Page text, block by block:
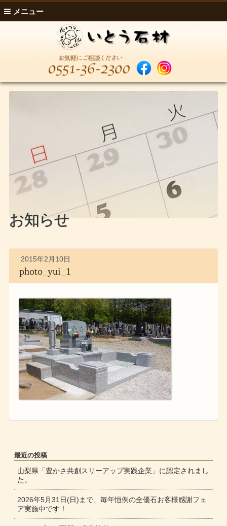
メニュー
お知らせ
2015年2月10日
photo_yui_1
最近の投稿
山梨県「豊かさ共創スリーアップ実践企業」に認定されまし
た。
2026年5月31日(日)まで、毎年恒例の全優石お客様感謝フェ
ア実施中です！